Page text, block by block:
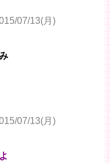
07/13(月)
07/13(月)